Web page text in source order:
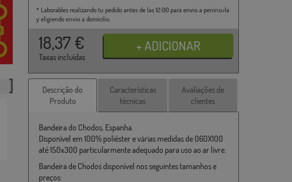
* Laborables realizando tu pedido antes de las 12:00 para envío a península
y eligiendo envío a domicilio.
18,37 €
Taxas incluídas
Descrição do
Produto
Características
técnicas
Avaliações de
clientes
Bandeira do Chodos, Espanha.
Disponível em 100% poliéster e várias medidas de 060X100
até 150x300 particularmente adequado para uso ao ar livre.
Bandeira de Chodos disponível nos seguintes tamanhos e
preços: